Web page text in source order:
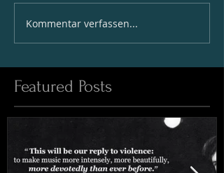
Kommentar verfassen...
Featured Posts